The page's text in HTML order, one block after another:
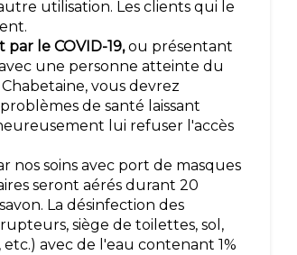
utilisation. Les clients qui le
le COVID-19,ou présentant
une personne atteinte du
vous devrez
de santé laissant
lui refuser l'accès
nos soins avec port de masques
seront aérés durant 20
La désinfection des
siège de toilettes, sol,
avec de l'eau contenant 1%